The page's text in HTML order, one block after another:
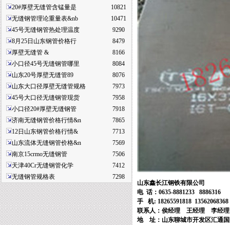
20#厚壁无缝管含锰量是
10821
无缝钢管理论重量表&nb
10471
45号无缝钢管热处理温度
9290
8月25日山东钢管价格行
8479
厚壁无缝管 &
8166
小口径45号无缝钢管哪里
8084
山东20号厚壁无缝管89
8076
山东大口径厚壁无缝管规格
7973
45号大口径无缝钢管现货
7958
小口径20#厚壁无缝钢管
7918
济南无缝钢管价格行情&n
7865
12日山东钢管价格行情&
7713
山东流体无缝钢管价格&n
7569
南京15crmo无缝钢管
7506
天津40Cr无缝钢管化学
7412
无缝钢管规格表
7298
山东鑫长江钢铁有限公司
电 话： 0635-8881233 8886316
手
机: 18265591818
联系人：侯经理
王经理
李经理
地 址：山东聊城市开发区汇通国